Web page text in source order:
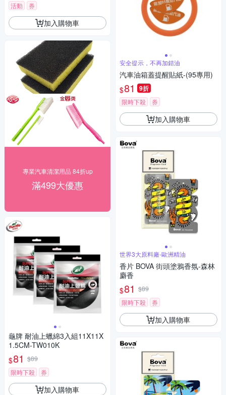
活動 券
加入購物車
專業汽車清潔用品 84折up
滿499大優惠
龜牌 耐油上蠟綿3入組11X11X
1.5CM-TW010K
$81 $89
限時下殺
券
加入購物車
安全提示，不再加錯油
汽車油箱蓋提醒貼紙-(95專用)
$81 9折
限時下殺 券
加入購物車
世界3大原料廠-歐洲精油
香片 BOVA 街頭塗鴉香氛-森林
麝香
$81 $89
限時下殺
券
加入購物車